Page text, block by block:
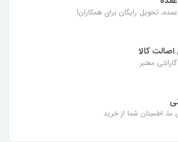
تحویل رایگان برای همکاران!
کالا
معتبر
ما، اطمینان شما از خرید